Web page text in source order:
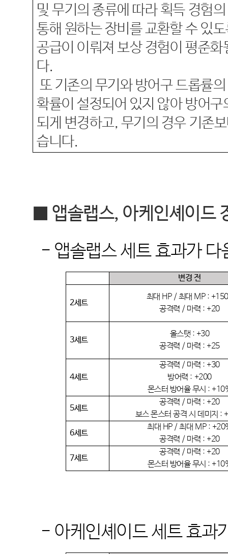
및 무기의 종류에 따라 획득 경험
통해 원하는 장비를 교환할 수 있
공급이 이뤄져 보상 경험이 평준
다.
또 기존의 무기와 방어구 드롭률
확률이 설정되어 있지 않아 방어
되게 변경하고, 무기의 경우 기존
습니다.
■ 앱솔랩스, 아케인셰이드
- 앱솔랩스 세트 효과가
변경 전
2세트
최대 HP / 최대 MP :
공격력 / 마력 : +20
3세트
올스탯 : +30
공격력 / 마력 : +25
4세트
공격력 / 마력 : +30
방어력 : +200
몬스터 방어율 무시 :
5세트
공격력 / 마력 : +20
보스 몬스터 공격 시 데미지 :
6세트
최대 HP /최대 MP :
공격력 / 마력 : +20
7세트
공격력 / 마력 : +20
몬스터 방어율 무시 :
- 아케인셰이드 세트 효과